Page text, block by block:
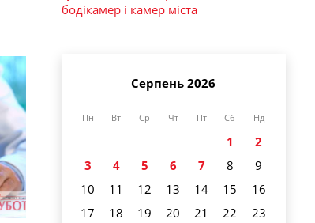
бодікамер і камер міста
Серпень 2026
Пн Вт Ср Чт Пт Сб Нд
1
2
3
4 5 6 7 8
9
10
11 12 13 14 15
16
17
18 19 20 21 22
23